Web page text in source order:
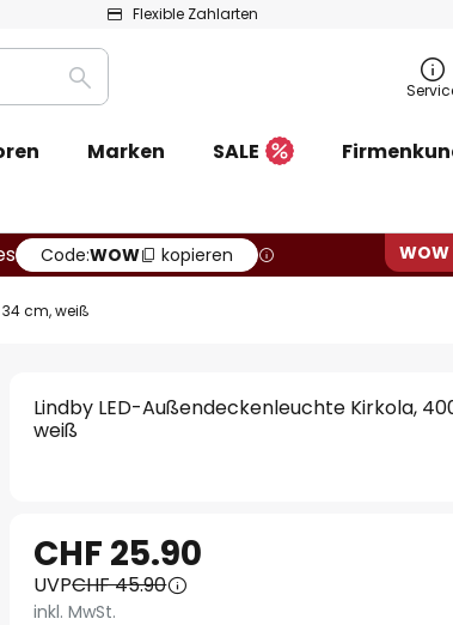
Flexible Zahlarten
Suche
Marken SALE
Code:WOW kopieren
cm, weiß
Lindby LED-Außendeckenleuchte Kirkola,
weiß
CHF 25.90
UVPCHF 45.90
inkl. MwSt.